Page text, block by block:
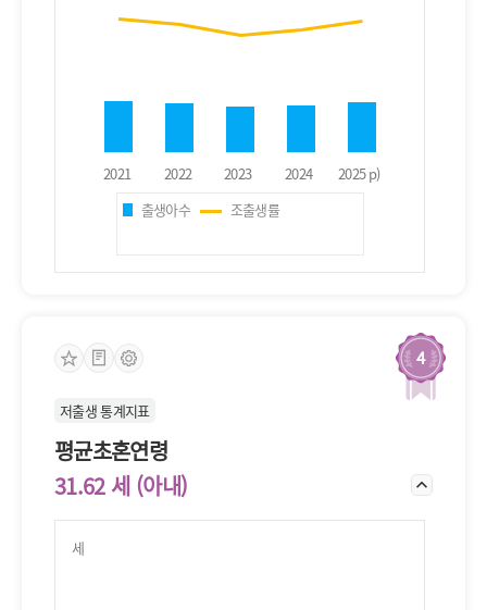
출생아수 조출생률
4
저출생 통계지표
평균초혼연령
31.62 세 (아내)
세